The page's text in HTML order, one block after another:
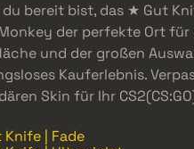
du bereit bist, das ★ Gut
der perfekte Ort
und der großen
Kauferlebnis.
Skin für Ihr
| Fade